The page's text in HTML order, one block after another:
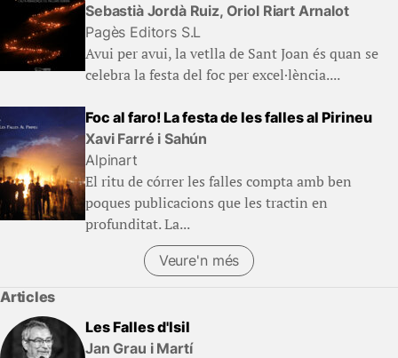
Sebastià Jordà Ruiz, Oriol Riart Arnalot
Pagès Editors S.L
Avui per avui, la vetlla de Sant Joan és quan se
celebra la festa del foc per excel·lència....
Foc al faro! La festa de les falles al Pirineu
Xavi Farré i Sahún
Alpinart
El ritu de córrer les falles compta amb ben
poques publicacions que les tractin en
profunditat. La...
Veure'n més
(Llibres)
Articles
Les Falles d'Isil
Jan Grau i Martí